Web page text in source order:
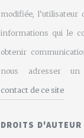
modifiée, l’utilisateur
informations qui le
obtenir
nous adresser
contact de ce site
DROITS D'AUTEUR